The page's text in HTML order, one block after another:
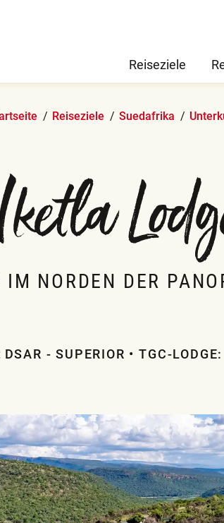
Reiseziele
Reiseziele Suedafrika
IM NORDEN DER
DSAR - SUPERIOR TGC-